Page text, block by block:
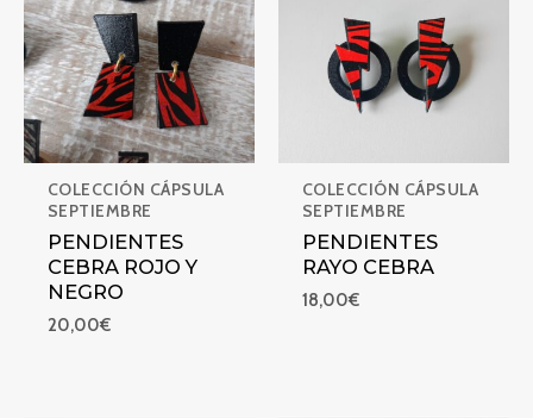
COLECCIÓN CÁPSULA
SEPTIEMBRE
PENDIENTES
CEBRA ROJO Y
NEGRO
20,00€
COLECCIÓN CÁPSULA
SEPTIEMBRE
PENDIENTES
RAYO CEBRA
18,00€